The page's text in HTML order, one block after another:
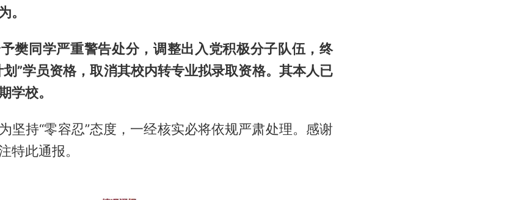
。
樊同学严重警告处分，调整出入党积极分子队伍，终
”学员资格，取消其校内转专业拟录取资格。其本人已
学校。
坚持“零容忍”态度，一经核实必将依规严肃处理。感谢
特此通报。